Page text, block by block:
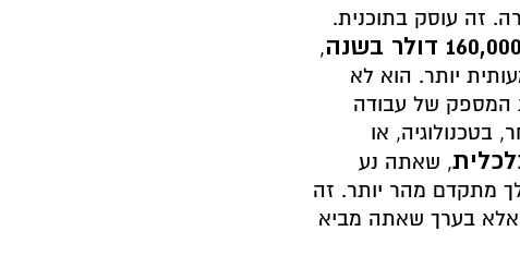
זה עוסק בתוכנית.
160,000 דולר בשנה
,
יותר. הוא לא
המספק של עבודה
או
, שאתה נע
מתקדם מהר יותר. זה
אלא בערך שאתה מביא